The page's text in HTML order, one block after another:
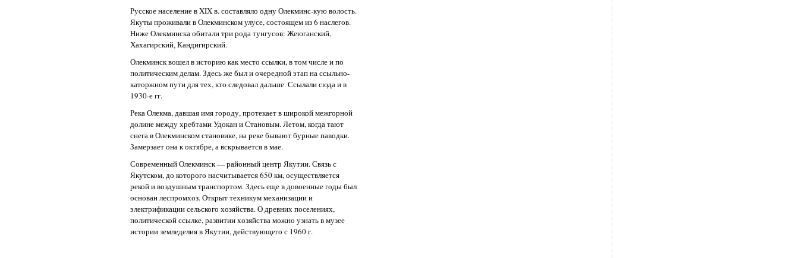
Русское население в XIX в. составляло одну Олекминс-кую волость.
Якуты проживали в Олекминском улусе, состоящем из 6 наслегов.
Ниже Олекминска обитали три рода тунгусов: Жеюганский,
Хахагирский, Кандигирский.
Олекминск вошел в историю как место ссылки, в том числе и по
политическим делам. Здесь же был и очередной этап на ссыльно-
каторжном пути для тех, кто следовал дальше. Ссылали сюда и в
1930-е гг.
Река Олекма, давшая имя городу, протекает в широкой межгорной
долине между хребтами Удокан и Становым. Летом, когда тают
снега в Олекминском становике, на реке бывают бурные паводки.
Замерзает она к октябре, а вскрывается в мае.
Современный Олекминск — районный центр Якутии. Связь с
Якутском, до которого насчитывается 650 км, осуществляется
рекой и воздушным транспортом. Здесь еще в довоенные годы был
основан леспромхоз. Открыт техникум механизации и
электрификации сельского хозяйства. О древних поселениях,
политической ссылке, развитии хозяйства можно узнать в музее
истории земледелия в Якутии, действующего с 1960 г.